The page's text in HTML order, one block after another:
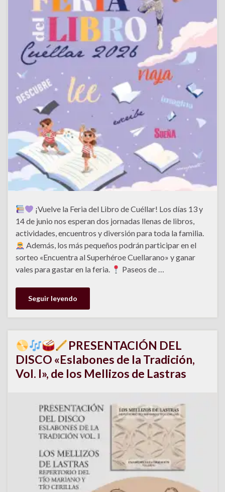
¡Vuelve la Feria del Libro de Cuéllar! Los días 13 y
14 de junio nos esperan dos jornadas llenas de libros,
actividades, encuentros y diversión para toda la familia.
Además, los más pequeños podrán participar en el
sorteo «Encuentra al Superhéroe Cuellarano» y ganar
vales para gastar en la feria.
Paseos de …
Seguir leyendo
PRESENTACIÓN DEL
DISCO «Eslabones de la Tradición,
Vol. I», de los Mellizos de Lastras